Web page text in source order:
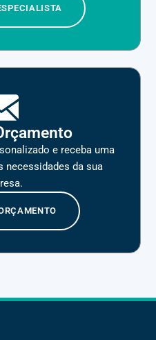
e receba uma
necessidades da sua